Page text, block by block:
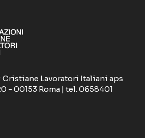
Lavoratori Italiani aps
- 00153 Roma | tel. 0658401